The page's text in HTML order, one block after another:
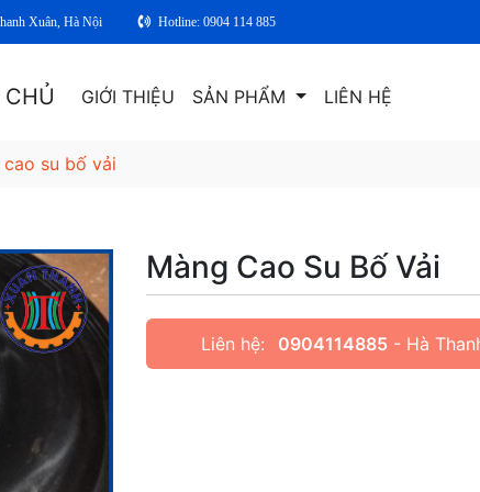
Xuân, Hà Nội Hotline: 0904 114 885
CHỦ GIỚI THIỆU SẢN PHẨM LIÊN HỆ
cao su bố vải
Màng Cao Su Bố Vải
Liên hệ: 0904114885- Hà